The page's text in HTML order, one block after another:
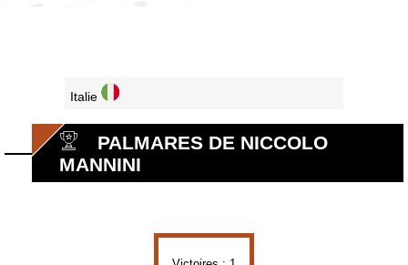
Italie
PALMARES DE NICCOLO
MANNINI